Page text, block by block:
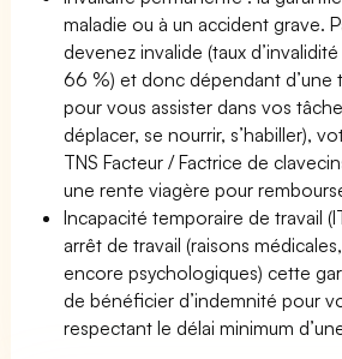
maladie ou à un accident grave.
devenez invalide (taux
66 %) et donc dépendant d’une
pour vous assister dans vos
déplacer, se nourrir, s’habiller),
TNS Facteur / Factrice de
une rente viagère pour
Incapacité temporaire de travail
arrêt de travail (raisons
encore psychologiques) cette
de bénéficier d’indemnité pour
respectant le délai minimum